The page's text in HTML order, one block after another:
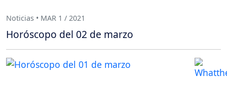
Noticias • MAR 1 / 2021
Horóscopo del 02 de marzo